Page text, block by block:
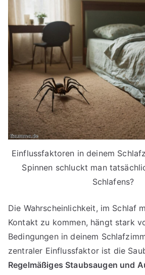
Einflussfaktoren in deinem
Spinnen schluckt man
Schlafens?
Die Wahrscheinlichkeit, im Schlaf
Kontakt zu kommen, hängt stark
Bedingungen in deinem
zentraler Einflussfaktor ist die
Regelmäßiges Staubsaugen und